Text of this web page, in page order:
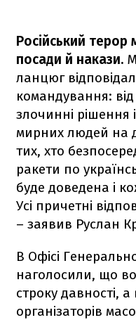
Російський терор
посади й накази.
ланцюг
командування:
злочинні рішення
мирних людей на
тих, хто
ракети по
буде доведена і
Усі причетні
– заявив Руслан
В Офісі
наголосили, що
строку давності, а
організаторів